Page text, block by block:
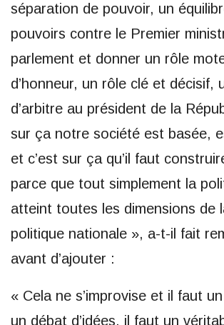
séparation de pouvoir, un
pouvoirs contre le Premier
parlement et donner un rôle
d’honneur, un rôle clé et décisif,
d’arbitre au président de la
sur ça notre société est basée,
et c’est sur ça qu’il faut
parce que tout simplement la
atteint toutes les dimensions de
politique nationale », a-t-il fait
avant d’ajouter :
« Cela ne s’improvise et il faut
un débat d’idées, il faut un